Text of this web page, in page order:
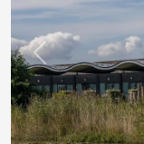
Previous